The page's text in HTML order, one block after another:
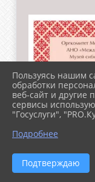
Пользуясь нашим
обработки
веб-сайт и другие
сервисы
"Госуслуги",
Подробнее
Подтверждаю